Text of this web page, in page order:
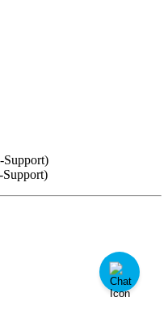
Support)
Support)